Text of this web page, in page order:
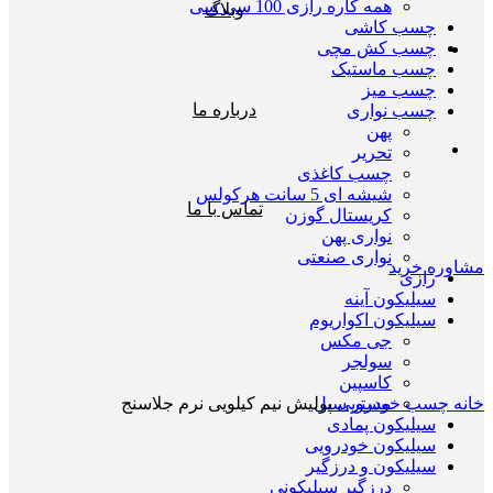
همه کاره رازی 100 سی سی
چسب کاشی
چسب کش مچی
چسب ماستیک
چسب میز
چسب نواری
پهن
تحریر
چسب کاغذی
شیشه ای 5 سانت هرکولس
کریستال گوزن
نواری پهن
نواری صنعتی
رازی
سیلیکون آینه
سیلیکون اکواریوم
جی مکس
سولجر
کاسپین
مستر سیل
سیلیکون پمادی
سیلیکون خودرویی
سیلیکون و درزگیر
درزگیر سیلیکونی
وبلاگ
درباره ما
تماس با ما
مشاوره خرید
بزرگنمایی تصویر
خانه چسب خودروییپولیش نیم کیلویی نرم جلاسنج